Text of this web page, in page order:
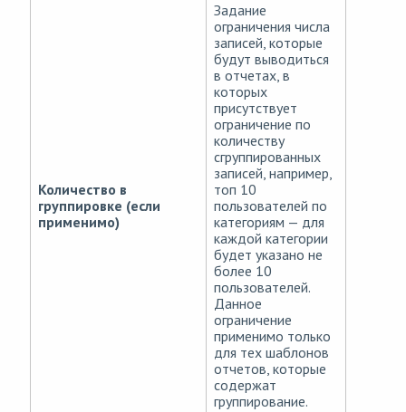
Количество в
группировке (если
применимо)
Задание
ограничения числа
записей, которые
будут выводиться
в отчетах, в
которых
присутствует
ограничение по
количеству
сгруппированных
записей, например,
топ 10
пользователей по
категориям — для
каждой категории
будет указано не
более 10
пользователей.
Данное
ограничение
применимо только
для тех шаблонов
отчетов, которые
содержат
группирование.